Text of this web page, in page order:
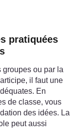
pratiquées
groupes ou par la
il faut une
En
de classe, vous
des idées. La
peut aussi